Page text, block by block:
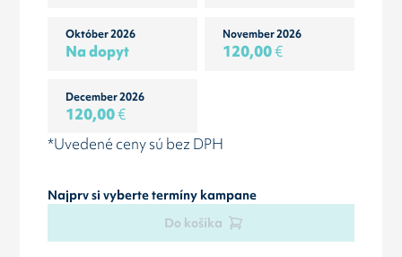
Október 2026
Na dopyt
November 2026
120,00€
December 2026
120,00€
*Uvedené ceny sú bez DPH
Najprv si vyberte termíny kampane
Do košíka